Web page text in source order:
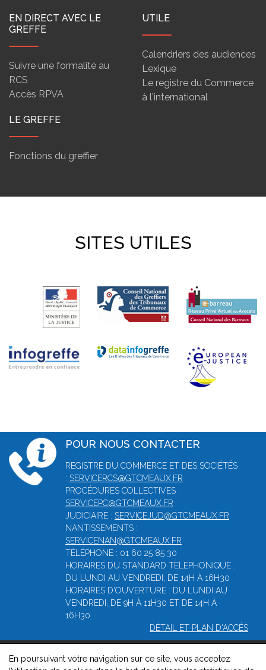
EN DIRECT AVEC LE
GREFFE
Suivre une formalité au
RCS
Accès RPVA
UTILE
Calendriers des audiences
Lexique
Le registre du Commerce
à l'international
LE GREFFE
Fonctions du greffier
SITES UTILES
POUR NOUS CONTACTER
REGISTRE DU COMMERCE ET DES SOCIÉTÉS
: SERVICERCS@GTCMEAUX.FR
PROCÉDURES COLLECTIVES :
SERVICEPC@GTCMEAUX.FR
JUDICIAIRE : SERVICEJUD@GTCMEAUX.FR
NANTISSEMENTS :
SERVICENAN@GTCMEAUX.FR
TÉLÉPHONE : 01 60 25 85 30
HORAIRES DU STANDARD TELEPHONIQUE :
DU LUNDI AU VENDREDI, DE 14H À 16H30
HORAIRES D'OUVERTURE : DU LUNDI AU
VENDREDI, DE 9H À 11H30 ET DE 14H À
16H30
DÉTAIL ET PLAN D'ACCÈS
© 2026, Greffe du tribunal de commerce de Meaux -Mentions
En poursuivant votre navigation sur ce site, vous acceptez